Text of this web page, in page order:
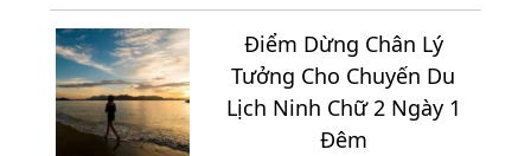
Lý?
Vùng
Cao
Măng
Đen
Sách
Điểm
Đến
Hấp
Điểm Dừng Chân Lý
Tưởng Cho Chuyến Du
Lịch Ninh Chữ 2 Ngày 1
Đêm